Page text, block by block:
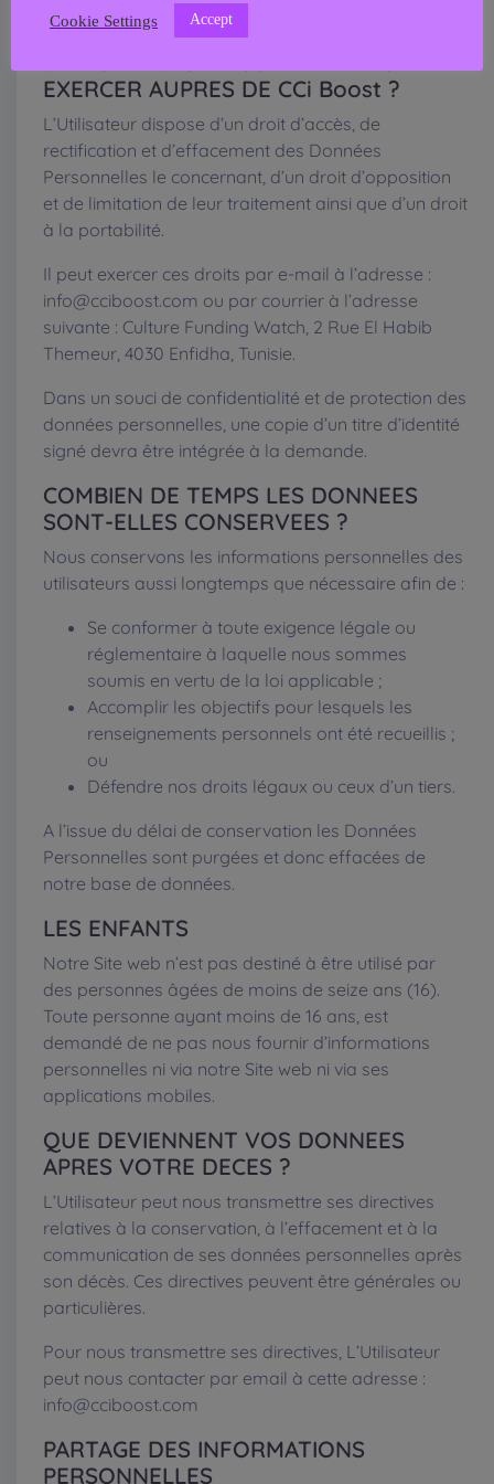
QUELLES SONT LES DROITS DES
EXERCER AUPRES DE CCi Boost ?
L’Utilisateur dispose d’un droit d’accès, de
rectification et d’effacement des Données
Personnelles le concernant, d’un droit d’opposition
et de limitation de leur traitement ainsi que d’un droit
à la portabilité.
Il peut exercer ces droits par e-mail à l’adresse :
info@cciboost.com ou par courrier à l’adresse
suivante : Culture Funding Watch, 2 Rue El Habib
Themeur, 4030 Enfidha, Tunisie.
Dans un souci de confidentialité et de protection des
données personnelles, une copie d’un titre d’identité
signé devra être intégrée à la demande.
COMBIEN DE TEMPS LES DONNEES
SONT-ELLES CONSERVEES ?
Nous conservons les informations personnelles des
utilisateurs aussi longtemps que nécessaire afin de :
Se conformer à toute exigence légale ou
réglementaire à laquelle nous sommes
soumis en vertu de la loi applicable ;
Accomplir les objectifs pour lesquels les
renseignements personnels ont été recueillis ;
ou
Défendre nos droits légaux ou ceux d’un tiers.
A l’issue du délai de conservation les Données
Personnelles sont purgées et donc effacées de
notre base de données.
LES ENFANTS
Notre Site web n’est pas destiné à être utilisé par
des personnes âgées de moins de seize ans (16).
Toute personne ayant moins de 16 ans, est
demandé de ne pas nous fournir d’informations
personnelles ni via notre Site web ni via ses
applications mobiles.
QUE DEVIENNENT VOS DONNEES
APRES VOTRE DECES ?
L’Utilisateur peut nous transmettre ses directives
relatives à la conservation, à l’effacement et à la
communication de ses données personnelles après
son décès. Ces directives peuvent être générales ou
particulières.
Pour nous transmettre ses directives, L’Utilisateur
peut nous contacter par email à cette adresse :
info@cciboost.com
PARTAGE DES INFORMATIONS
PERSONNELLES
Cookie Settings Accept